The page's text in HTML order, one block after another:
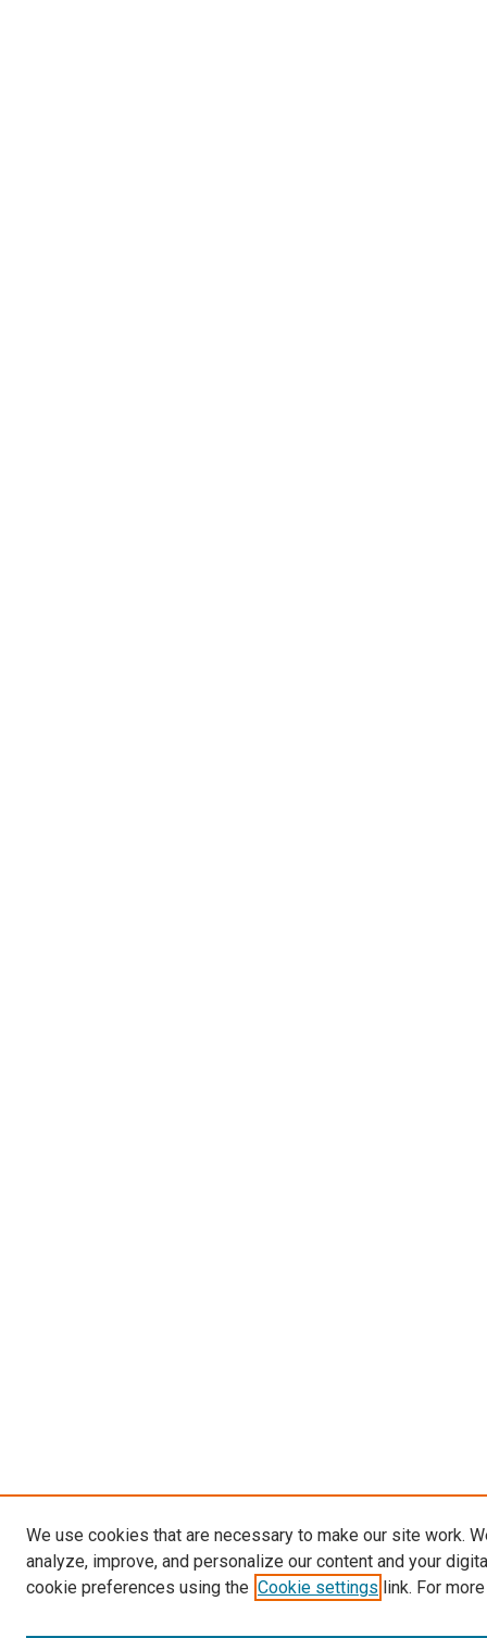
We use cookies that are necessary to make our site work.
analyze, improve, and personalize our content and your
cookie preferences using the Cookie settings link. For